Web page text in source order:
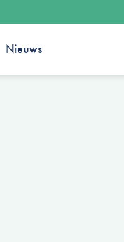
Nieuws